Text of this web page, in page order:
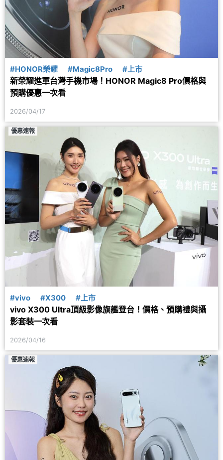
#HONOR榮耀 #Magic8Pro #上市
新榮耀進軍台灣手機市場！HONOR Magic8 Pro價格與
預購優惠一次看
2026/04/17
優惠速報
#vivo #X300 #上市
vivo X300 Ultra頂級影像旗艦登台！價格、預購禮與攝
影套裝一次看
2026/04/16
優惠速報